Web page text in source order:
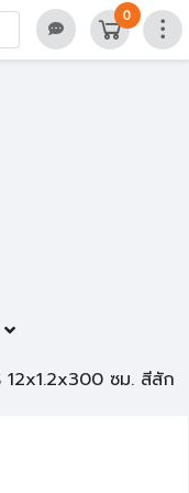
0
12x1.2x300 ซม. สีสัก